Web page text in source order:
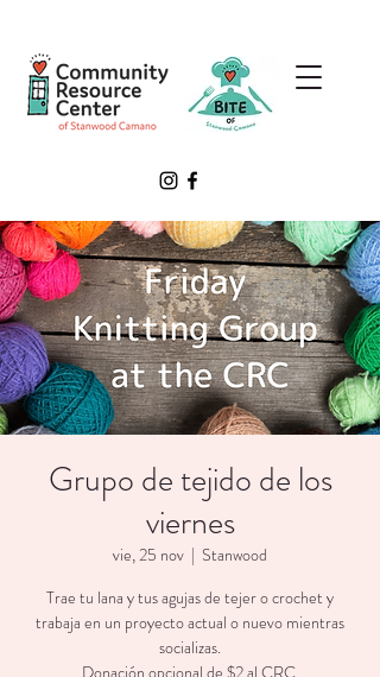
Grupo de tejido de los
viernes
vie, 25 nov
  |
Stanwood
Trae tu lana y tus agujas de tejer o crochet y
trabaja en un proyecto actual o nuevo mientras
socializas.
Donación opcional de $2 al CRC.